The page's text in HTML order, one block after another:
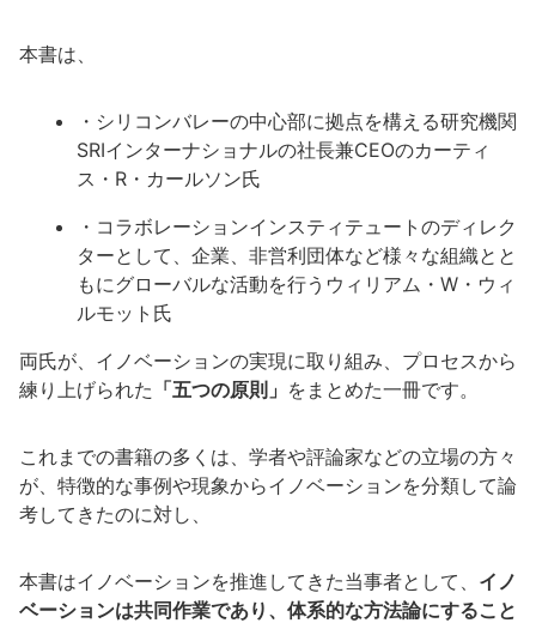
本書は、
・シリコンバレーの中心部に拠点を構える研究機関
SRIインターナショナルの社長兼CEOのカーティ
ス・R・カールソン氏
・コラボレーションインスティテュートのディレク
ターとして、企業、非営利団体など様々な組織とと
もにグローバルな活動を行うウィリアム・W・ウィ
ルモット氏
両氏が、イノベーションの実現に取り組み、プロセスから
練り上げられた 「五つの原則」 をまとめた一冊です。
これまでの書籍の多くは、学者や評論家などの立場の方々
が、特徴的な事例や現象からイノベーションを分類して論
考してきたのに対し、
本書はイノベーションを推進してきた当事者として、 イノ
ベーションは共同作業であり、体系的な方法論にすること